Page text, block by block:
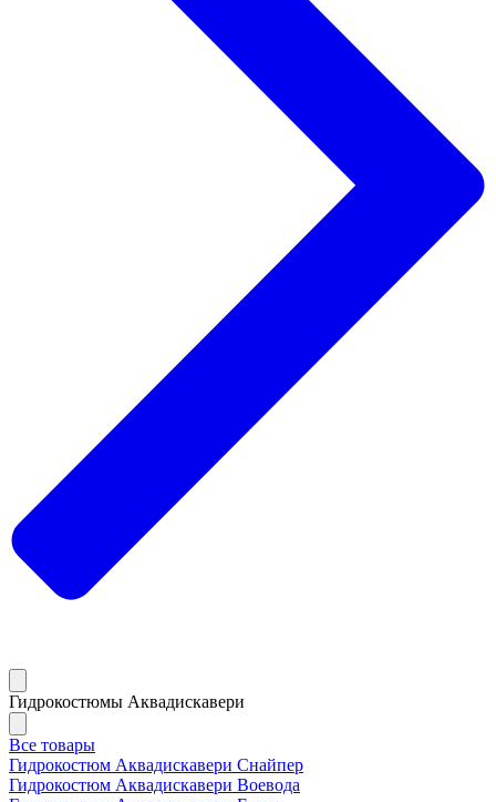
Гидрокостюмы Аквадискавери
Все товары
Гидрокостюм Аквадискавери Снайпер
Гидрокостюм Аквадискавери Воевода